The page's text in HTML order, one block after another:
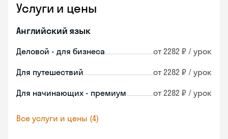
Услуги и цены
Английский язык
Деловой - для бизнеса от 2282 ₽ / урок
Для путешествий от 2282 ₽ / урок
Для начинающих - премиум от 2282 ₽ / урок
Все услуги и цены (4)